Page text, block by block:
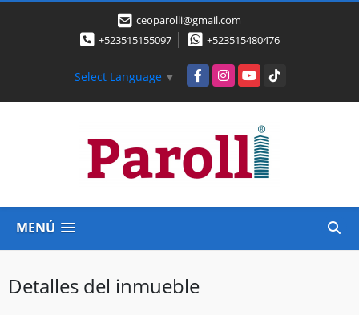
ceoparolli@gmail.com
+523515155097
+523515480476
Select Language ▼ FacebookInstagramYouTubeTikTok
MENÚ
Detalles del inmueble